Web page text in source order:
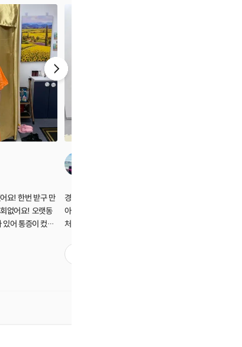
요! 한번 받구 만
없어요! 오랫동
있어 통증이 컸는
효과 보실 것 같
경력이 많으셔
경락, 마사지 즐겨받는데 몸도 아프고 턱뼈도
아파서 찾다가 방문했어요! 카이로프랙틱은
처음이었는데 근막 깊게 자극해주셔서 아프지
비대칭 맞춰주셔서 아픈턱뼈가 바로 좋아졌습
니다! 경락, 마사지보다 완전 강력추천해요!!